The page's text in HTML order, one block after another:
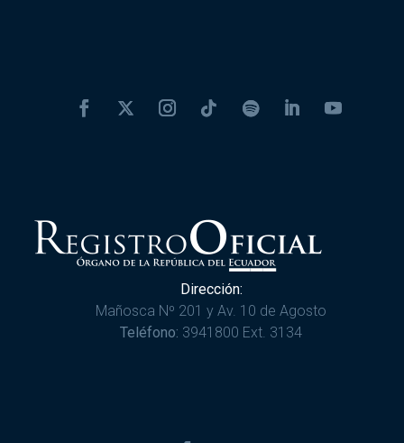
Dirección:
Mañosca Nº 201 y Av. 10 de Agosto
Teléfono: 3941800 Ext. 3134